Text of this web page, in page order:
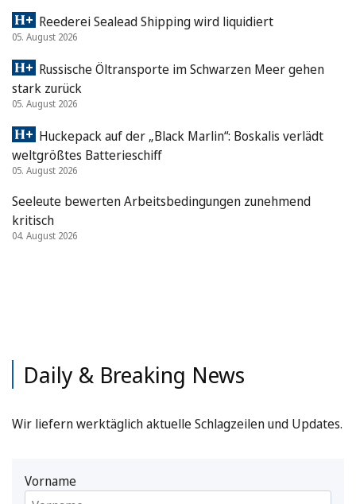
Reederei Sealead Shipping wird liquidiert
05. August 2026
Russische Öltransporte im Schwarzen Meer gehen
stark zurück
05. August 2026
Huckepack auf der „Black Marlin“: Boskalis verlädt
weltgrößtes Batterieschiff
05. August 2026
Seeleute bewerten Arbeitsbedingungen zunehmend
kritisch
04. August 2026
Daily & Breaking News
Wir liefern werktäglich aktuelle Schlagzeilen und Updates.
Vorname